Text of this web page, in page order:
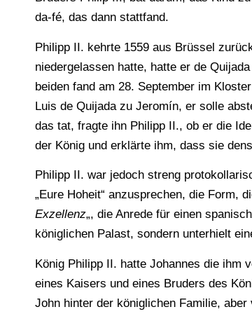
da-fé, das dann stattfand.
Philipp II. kehrte 1559 aus Brüssel
niedergelassen hatte, hatte er de
beiden fand am 28. September im
Luis de Quijada zu Jeromín, er solle
das tat, fragte ihn Philipp II., ob er die
der König und erklärte ihm, dass sie
Philipp II. war jedoch streng
„Eure Hoheit“ anzusprechen, die Form,
Exzellenz„, die Anrede für einen
königlichen Palast, sondern unterhielt
König Philipp II. hatte Johannes die ihm
eines Kaisers und eines Bruders des
John hinter der königlichen Familie,